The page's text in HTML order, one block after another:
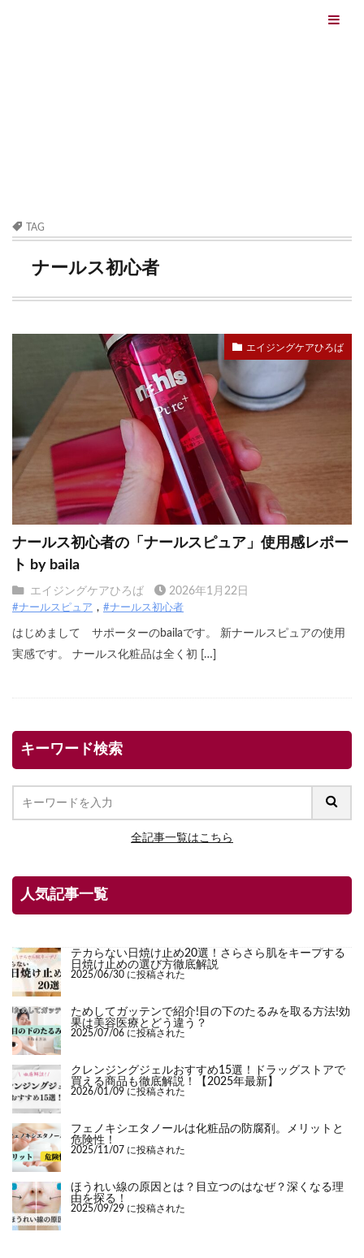
TAG
ナールス初心者
エイジングケアひろば
ナールス初心者の「ナールスピュア」使用感レポー
ト by baila
エイジングケアひろば 2026年1月22日
#ナールスピュア #ナールス初心者
はじめまして サポーターのbailaです。 新ナールスピュアの使用
実感です。 ナールス化粧品は全く初 […]
キーワード検索
全記事一覧はこちら
人気記事一覧
テカらない日焼け止め20選！さらさら肌をキープする
日焼け止めの選び方徹底解説
2025/06/30 に投稿された
ためしてガッテンで紹介!目の下のたるみを取る方法!効
果は美容医療とどう違う？
2025/07/06 に投稿された
クレンジングジェルおすすめ15選！ドラッグストアで
買える商品も徹底解説！【2025年最新】
2026/01/09 に投稿された
フェノキシエタノールは化粧品の防腐剤。メリットと
危険性！
2025/11/07 に投稿された
ほうれい線の原因とは？目立つのはなぜ？深くなる理
由を探る！
2025/09/29 に投稿された